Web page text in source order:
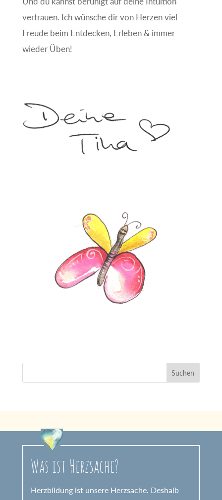
vertrauen. Ich wünsche dir von Herzen viel
Freude beim Entdecken, Erleben & immer
wieder Üben!
Was ist Herzsache?
Herzbildung ist unsere Herzsache. Deshalb